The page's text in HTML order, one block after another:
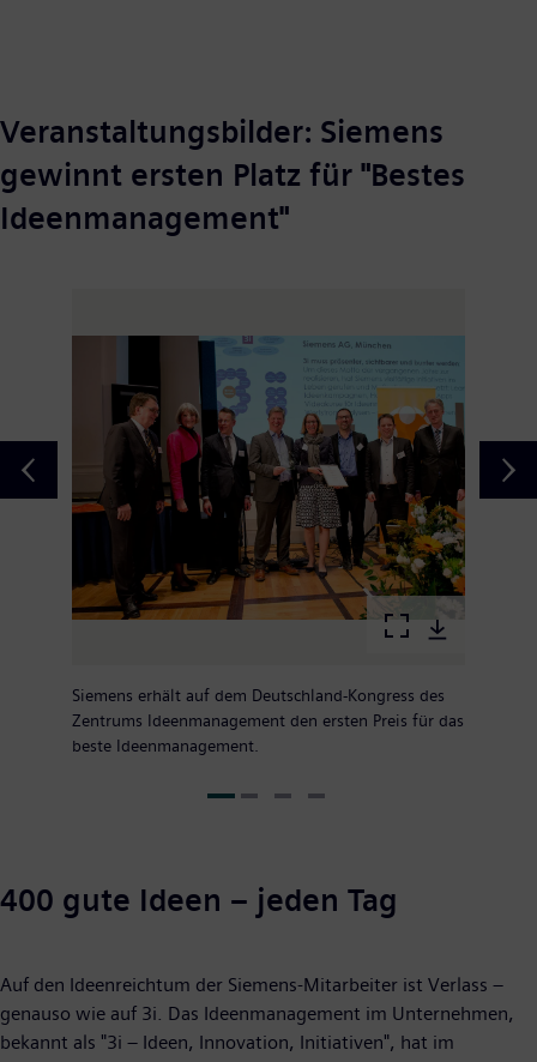
Veranstaltungsbilder: Siemens
gewinnt ersten Platz für "Bestes
Ideenmanagement"
Siemens erhält auf dem Deutschland-Kongress des
Zentrums Ideenmanagement den ersten Preis für das
beste Ideenmanagement.
400 gute Ideen – jeden Tag
Auf den Ideenreichtum der Siemens-Mitarbeiter ist Verlass –
genauso wie auf 3i. Das Ideenmanagement im Unternehmen,
bekannt als "3i – Ideen, Innovation, Initiativen", hat im